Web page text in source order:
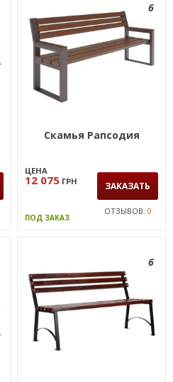
6
Скамья Рапсодия
ЦЕНА
12 075 ГРН ЗАКАЗАТЬ
ПОД ЗАКАЗ
ОТЗЫВОВ: 0
6